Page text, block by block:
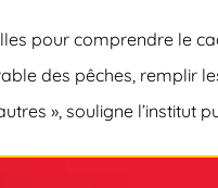
pour comprendre le
des pêches, remplir
», souligne l’institut